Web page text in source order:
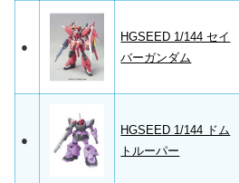
●
HGSEED 1/144 セイ
バーガンダム
●
HGSEED 1/144 ドム
トルーパー